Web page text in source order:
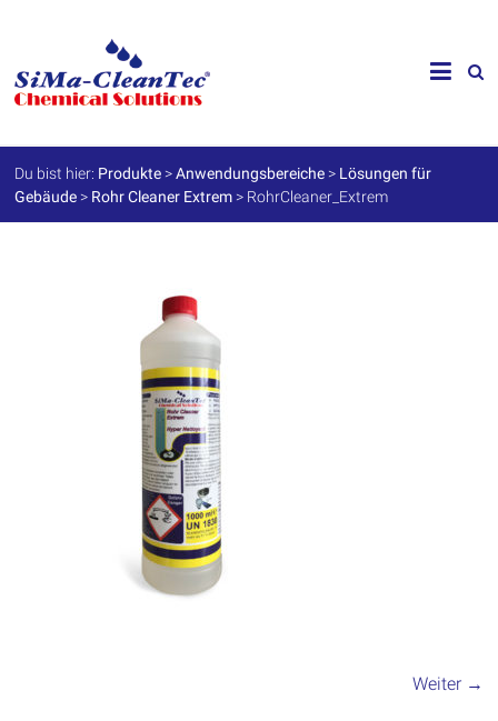
SiMa-
Cleantec
GmbH
Spezialprodukte
für
Du bist hier: Produkte >Anwendungsbereiche > Lösungen für
Gebäude > Rohr Cleaner Extrem > RohrCleaner_Extrem
Weiter →